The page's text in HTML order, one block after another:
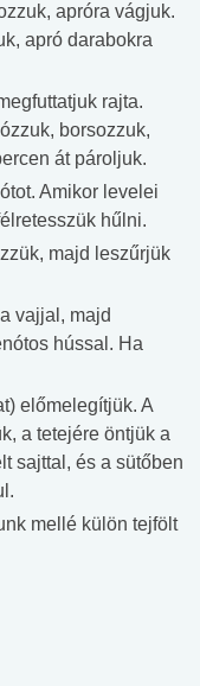
apróra vágjuk.
apró darabokra
rajta.
borsozzuk,
át pároljuk.
Amikor levelei
hűlni.
majd leszűrjük
vajjal, majd
hússal. Ha
előmelegítjük. A
a tetejére öntjük a
sajttal, és a sütőben
mellé külön tejfölt